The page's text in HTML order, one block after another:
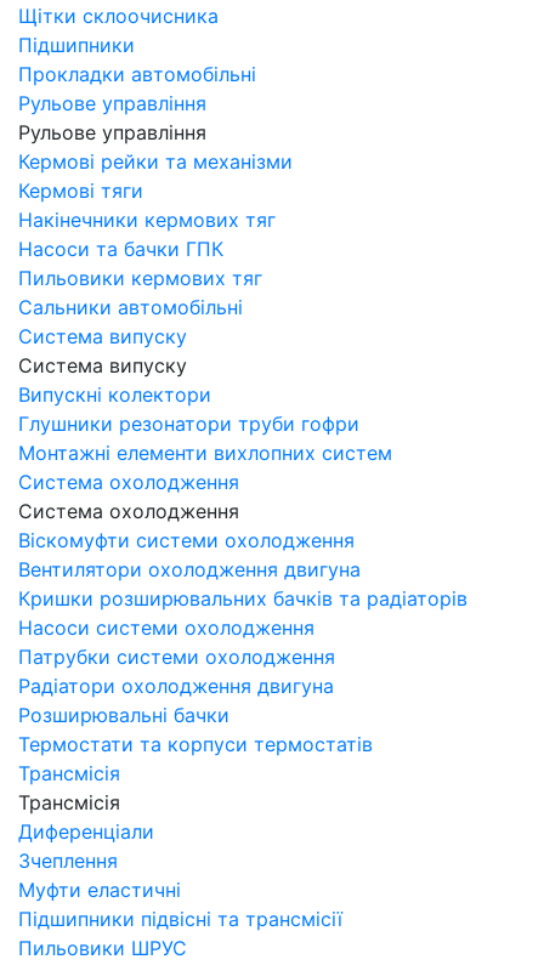
Щітки склоочисника
Підшипники
Прокладки автомобільні
Рульове управління
Рульове управління
Кермові рейки та механізми
Кермові тяги
Накінечники кермових тяг
Насоси та бачки ГПК
Пильовики кермових тяг
Сальники автомобільні
Система випуску
Система випуску
Випускні колектори
Глушники резонатори труби гофри
Монтажні елементи вихлопних систем
Система охолодження
Система охолодження
Віскомуфти системи охолодження
Вентилятори охолодження двигуна
Кришки розширювальних бачків та радіаторів
Насоси системи охолодження
Патрубки системи охолодження
Радіатори охолодження двигуна
Розширювальні бачки
Термостати та корпуси термостатів
Трансмісія
Трансмісія
Диференціали
Зчеплення
Муфти еластичні
Підшипники підвісні та трансмісії
Пильовики ШРУС